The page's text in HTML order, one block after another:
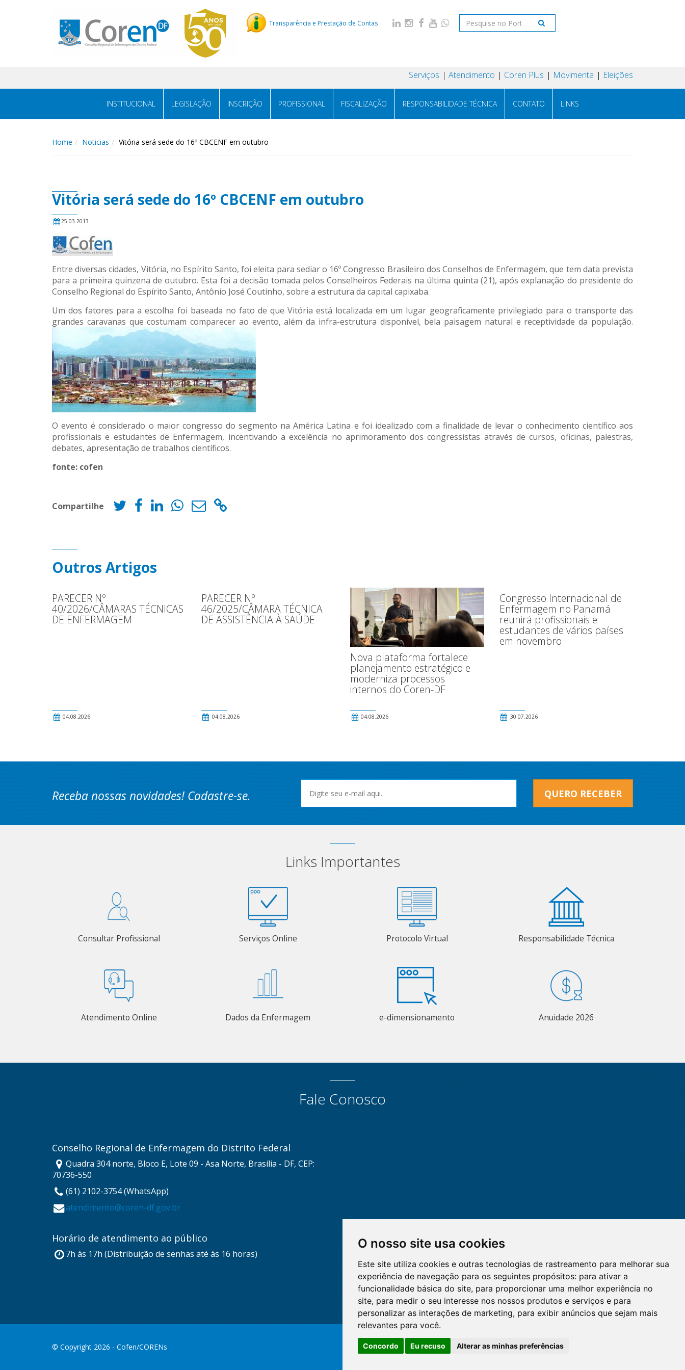
O nosso site usa cookies
Este site utiliza cookies e outras tecnologias de rastreamento para melhorar sua
experiência de navegação para os seguintes propósitos: para ativar a
funcionalidade básica do site, para proporcionar uma melhor experiência no
site, para medir o seu interesse nos nossos produtos e serviços e para
personalizar as interações de marketing, para exibir anúncios que sejam mais
relevantes para você.
Concordo Eu recuso Alterar as minhas preferências
Transparência e Prestação de Contas
Serviços Atendimento Coren Plus Movimenta Eleições
INSTITUCIONAL LEGISLAÇÃO INSCRIÇÃO PROFISSIONAL FISCALIZAÇÃO RESPONSABILIDADE TÉCNICA CONTATO LINKS
Home Noticias Vitória será sede do 16º CBCENF em outubro
Vitória será sede do 16º CBCENF em outubro
25.03.2013
Entre diversas cidades, Vitória, no Espírito Santo, foi eleita para sediar o 16º Congresso Brasileiro dos Conselhos de Enfermagem, que tem data prevista
para a primeira quinzena de outubro. Esta foi a decisão tomada pelos Conselheiros Federais na última quinta (21), após explanação do presidente do
Conselho Regional do Espírito Santo, Antônio José Coutinho, sobre a estrutura da capital capixaba.
Um dos fatores para a escolha foi baseada no fato de que Vitória está localizada em um lugar geograficamente privilegiado para o transporte das
grandes caravanas que costumam comparecer ao evento, além da infra-estrutura disponível, bela paisagem natural e receptividade da população.
O evento é considerado o maior congresso do segmento na América Latina e foi idealizado com a finalidade de levar o conhecimento científico aos
profissionais e estudantes de Enfermagem, incentivando a excelência no aprimoramento dos congressistas através de cursos, oficinas, palestras,
debates, apresentação de trabalhos científicos.
fonte: cofen
Compartilhe
Outros Artigos
PARECER Nº
40/2026/CÂMARAS TÉCNICAS
DE ENFERMAGEM
04.08.2026
PARECER Nº
46/2025/CÂMARA TÉCNICA
DE ASSISTÊNCIA À SAÚDE
04.08.2026
Nova plataforma fortalece
planejamento estratégico e
moderniza processos
internos do Coren-DF
04.08.2026
Congresso Internacional de
Enfermagem no Panamá
reunirá profissionais e
estudantes de vários países
em novembro
30.07.2026
Receba nossas novidades! Cadastre-se. QUERO RECEBER
Links Importantes
Consultar Profissional Serviços Online Protocolo Virtual Responsabilidade Técnica
Atendimento Online Dados da Enfermagem e-dimensionamento Anuidade 2026
Fale Conosco
Conselho Regional de Enfermagem do Distrito Federal
Quadra 304 norte, Bloco E, Lote 09 - Asa Norte, Brasília - DF, CEP:
70736-550
(61) 2102-3754 (WhatsApp)
atendimento@coren-df.gov.br
Horário de atendimento ao público
7h às 17h (Distribuição de senhas até às 16 horas)
© Copyright 2026 - Cofen/CORENs
O WhatsApp é o principal canal
de atendimento do Coren-DF.